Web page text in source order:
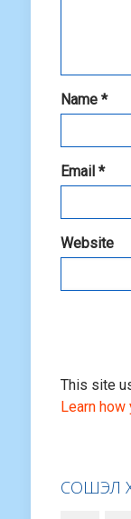
Name *
Email *
Website
This site
Learn
СОШЭЛ